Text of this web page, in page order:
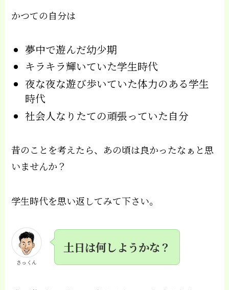
かつての自分は
夢中で遊んだ幼少期
キラキラ輝いていた学生時代
夜な夜な遊び歩いていた体力のある学生
時代
社会人なりたての頑張っていた自分
昔のことを考えたら、あの頃は良かったなぁと思
いませんか？
学生時代を思い返してみて下さい。
さっくん
土日は何しようかな？